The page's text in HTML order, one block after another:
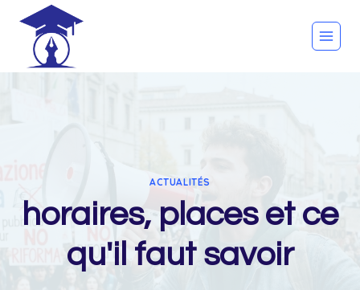
content
ACTUALITÉS
horaires, places et ce
qu'il faut savoir